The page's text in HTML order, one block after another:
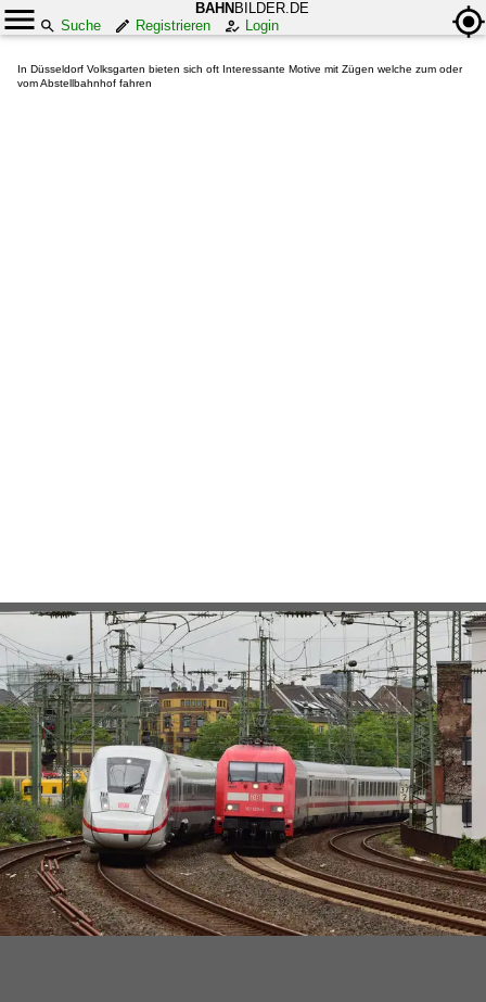
BAHN BILDER.DE
Suche
Registrieren Login
In Düsseldorf Volksgarten bieten sich oft Interessante Motive mit Zügen welche zum oder
vom Abstellbahnhof fahren